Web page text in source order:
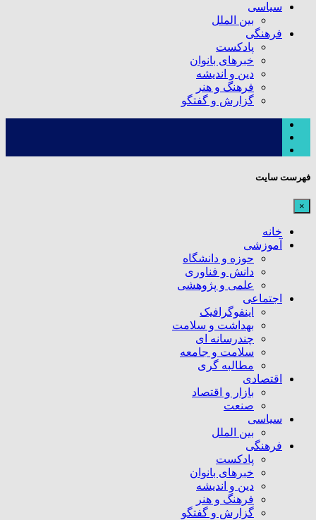
سیاسی
بین الملل
فرهنگی
پادکست
خبرهای بانوان
دین و اندیشه
فرهنگ و هنر
گزارش و گفتگو
فهرست سایت
×
خانه
آموزشی
حوزه و دانشگاه
دانش و فناوری
علمی و پژوهشی
اجتماعی
اینفوگرافیک
بهداشت و سلامت
چندرسانه ای
سلامت و جامعه
مطالبه گری
اقتصادی
بازار و اقتصاد
صنعت
سیاسی
بین الملل
فرهنگی
پادکست
خبرهای بانوان
دین و اندیشه
فرهنگ و هنر
گزارش و گفتگو